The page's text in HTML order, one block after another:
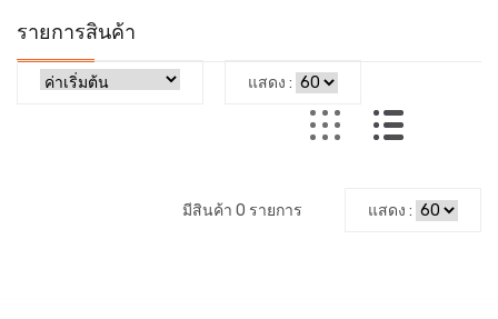
รายการสินค้า
แสดง :
มีสินค้า 0 รายการ แสดง :